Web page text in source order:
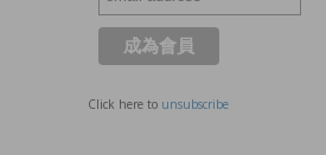
Click here to unsubscribe